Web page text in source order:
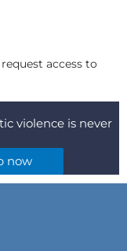
access to
violence is never
now